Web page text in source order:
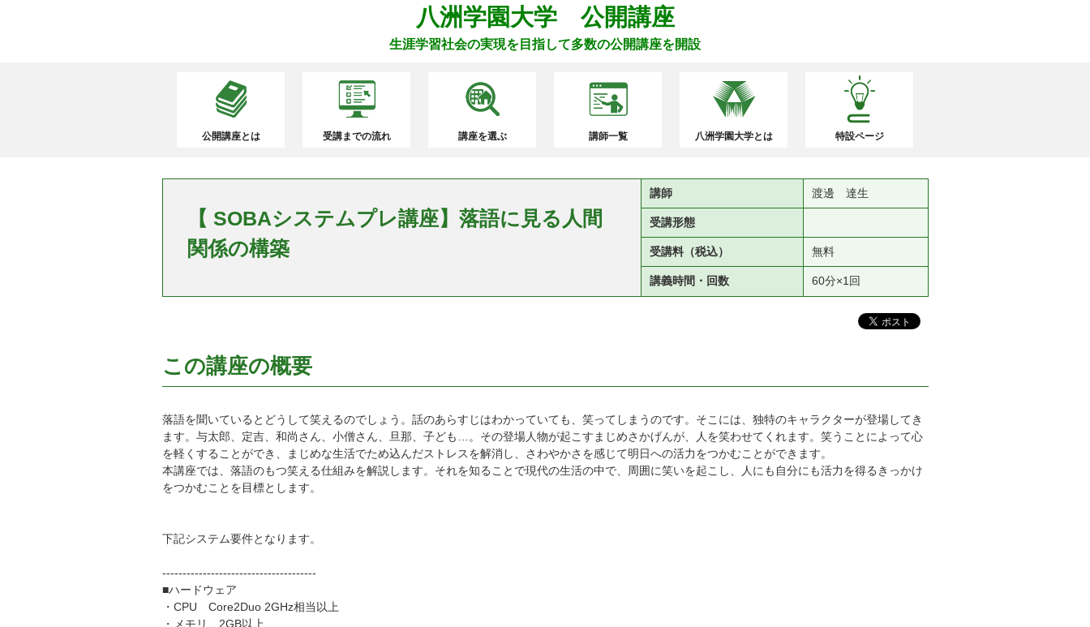
八洲学園大学 公開講座
生涯学習社会の実現を目指して多数の公開講座を開設
公開講座とは 受講までの流れ 講座を選ぶ 講師一覧 八洲学園大学とは 特設ページ
【 SOBAシステムプレ講座】落語に見る人間
関係の構築
講師 渡邊 達生
受講形態
受講料（税込） 無料
講義時間・回数 60分×1回
この講座の概要
落語を聞いているとどうして笑えるのでしょう。話のあらすじはわかっていても、笑ってしまうのです。そこには、独特のキャラクターが登場してき
ます。与太郎、定吉、和尚さん、小僧さん、旦那、子ども…。その登場人物が起こすまじめさかげんが、人を笑わせてくれます。笑うことによって心
を軽くすることができ、まじめな生活でため込んだストレスを解消し、さわやかさを感じて明日への活力をつかむことができます。
本講座では、落語のもつ笑える仕組みを解説します。それを知ることで現代の生活の中で、周囲に笑いを起こし、人にも自分にも活力を得るきっかけ
をつかむことを目標とします。
下記システム要件となります。
--------------------------------------
■ハードウェア
・CPU Core2Duo 2GHz相当以上
・メモリ 2GB以上